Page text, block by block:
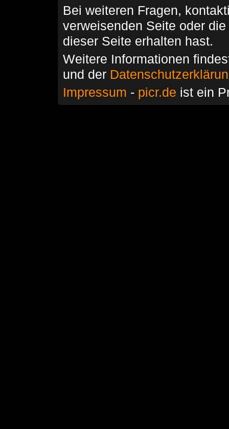
Bei weiteren Fragen,
verweisenden Seite oder
dieser Seite erhalten hast.
Weitere Informationen
und der
Impressum - picr.de ist ein